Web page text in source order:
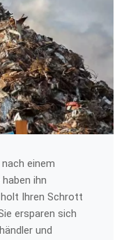
einem
ihn
Ihren Schrott
ersparen sich
und